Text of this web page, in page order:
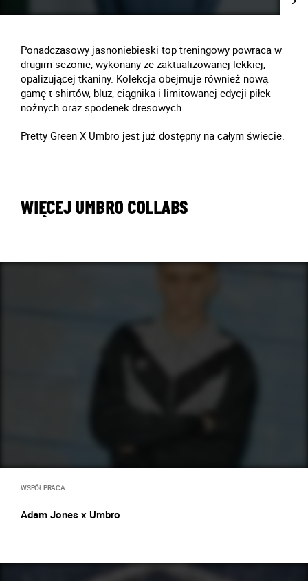
Ponadczasowy jasnoniebieski top treningowy powraca w
drugim sezonie, wykonany ze zaktualizowanej lekkiej,
opalizującej tkaniny. Kolekcja obejmuje również nową
gamę t-shirtów, bluz, ciągnika i limitowanej edycji piłek
nożnych oraz spodenek dresowych.
Pretty Green X Umbro jest już dostępny na całym świecie.
WIĘCEJ UMBRO COLLABS
WSPÓŁPRACA
Adam Jones x Umbro